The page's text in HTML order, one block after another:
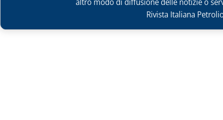
Rivista Italiana